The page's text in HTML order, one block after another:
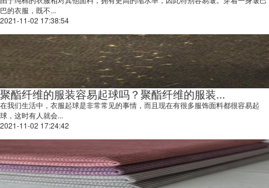
巴的衣服，既不...
2021-11-02 17:38:54
聚酯纤维的服装容易起球吗？聚酯纤维的服装...
在我们生活中，衣服起球是非常常见的事情，而且现在有很多服饰面料都很容易起
球，这时有人就会...
2021-11-02 17:24:42